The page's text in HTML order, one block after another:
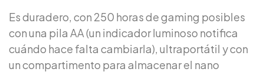
Es duradero, con 250 horas de gaming posibles
con una pila AA (un indicador luminoso notifica
cuándo hace falta cambiarla), ultraportátil y con
un compartimento para almacenar el nano